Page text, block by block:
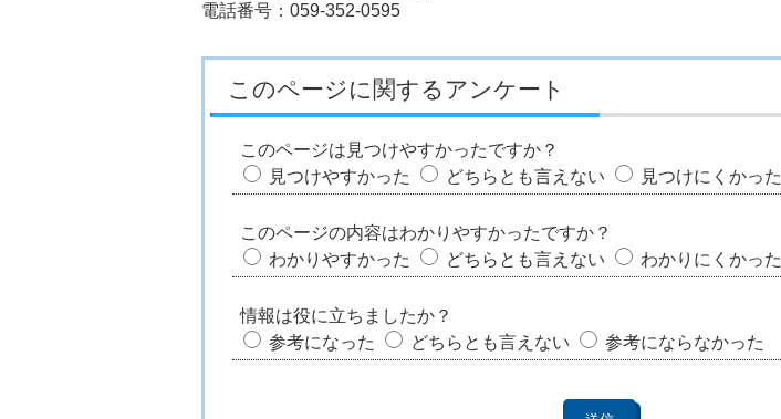
電話番号：059-352-0595
このページに関するアンケート
このページは見つけやすかったですか？
見つけやすかった
どちらとも言えない 見つけにくかった
このページの内容はわかりやすかったですか？
わかりやすかった
どちらとも言えない わかりにくかった
情報は役に立ちましたか？
参考になった
どちらとも言えない 参考にならなかった